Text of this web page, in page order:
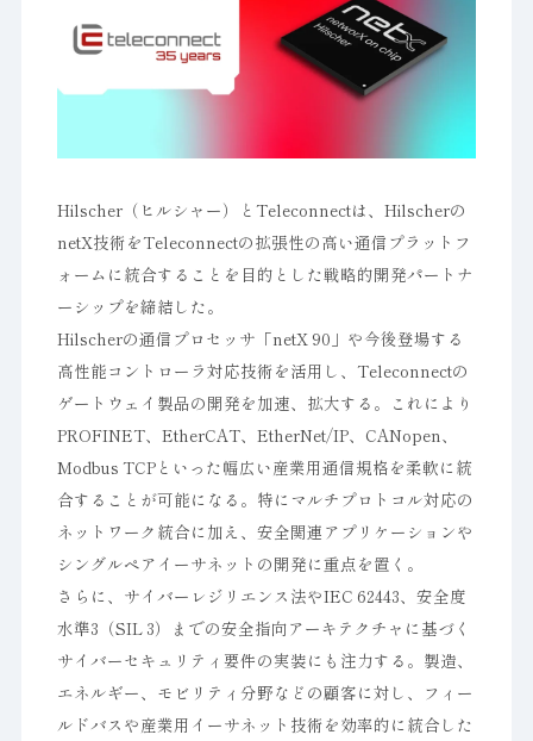
Hilscher（ヒルシャー）とTeleconnectは、Hilscherの
netX技術をTeleconnectの拡張性の高い通信プラットフ
ォームに統合することを目的とした戦略的開発パートナ
ーシップを締結した。
Hilscherの通信プロセッサ「netX 90」や今後登場する
高性能コントローラ対応技術を活用し、Teleconnectの
ゲートウェイ製品の開発を加速、拡大する。これにより
PROFINET、EtherCAT、EtherNet/IP、CANopen、
Modbus TCPといった幅広い産業用通信規格を柔軟に統
合することが可能になる。特にマルチプロトコル対応の
ネットワーク統合に加え、安全関連アプリケーションや
シングルペアイーサネットの開発に重点を置く。
さらに、サイバーレジリエンス法やIEC 62443、安全度
水準3（SIL 3）までの安全指向アーキテクチャに基づく
サイバーセキュリティ要件の実装にも注力する。製造、
エネルギー、モビリティ分野などの顧客に対し、フィー
ルドバスや産業用イーサネット技術を効率的に統合した